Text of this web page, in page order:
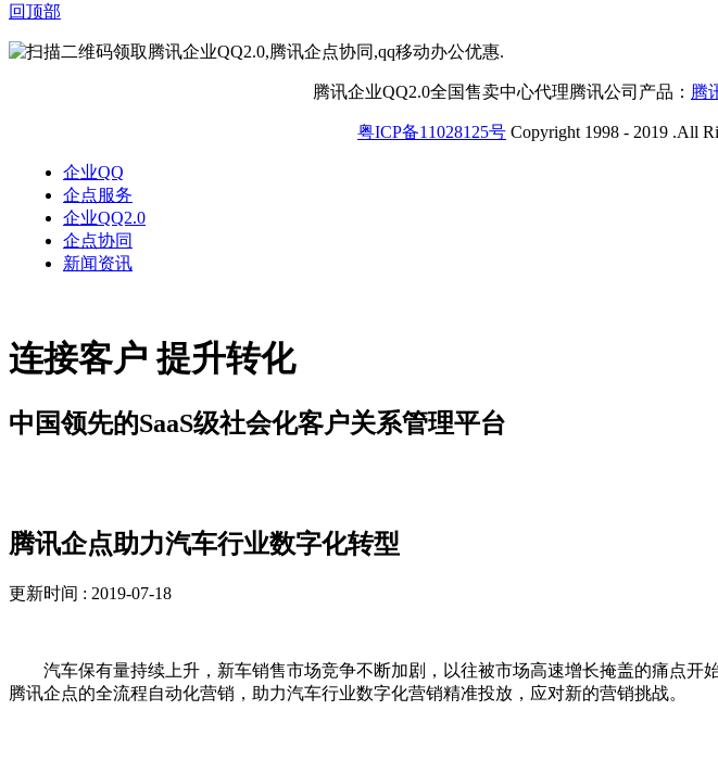
回顶部
腾讯企业QQ2.0全国售卖中心代理腾讯公司产品： 腾
粤ICP备11028125号 Copyright 1998 - 2019 .All
企业QQ
企点服务
企业QQ2.0
企点协同
新闻资讯
连接客户 提升转化
中国领先的SaaS级社会化客户关系管理平台
腾讯企点助力汽车行业数字化转型
更新时间 : 2019-07-18
汽车保有量持续上升，新车销售市场竞争不断加剧，以往被市场高速增长掩盖的痛点开
腾讯企点的全流程自动化营销，助力汽车行业数字化营销精准投放，应对新的营销挑战。